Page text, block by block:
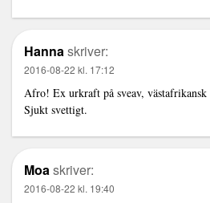
Hannaskriver:
2016-08-22 kl. 17:12
Afro! Ex urkraft på sveav, västafrikansk
Sjukt svettigt.
Moaskriver:
2016-08-22 kl. 19:40